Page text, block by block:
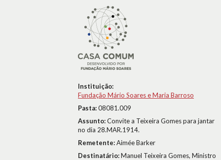
Instituição:
Fundação Mário Soares e Maria Barroso
Pasta:08081.009
Assunto:Convite a Teixeira Gomes para jantar
no dia 28.MAR.1914.
Remetente:Aimée Barker
Destinatário:Manuel Teixeira Gomes, Ministro